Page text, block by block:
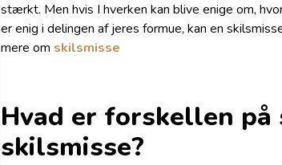
stærkt. Men hvis I hverken kan blive enige om,
er enig i delingen af jeres formue, kan en
mere om skilsmisse
Hvad er forskellen på
skilsmisse?